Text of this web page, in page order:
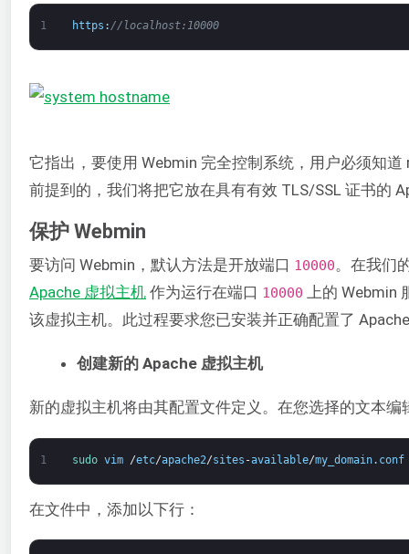
1 https : //localhost:10000
它指出，要使用 Webmin 完全控制系统，用户必须知
前提到的，我们将把它放在具有有效 TLS/SSL 证书的
保护 Webmin
要访问 Webmin，默认方法是开放端口 10000。在我们
Apache 虚拟主机 作为运行在端口 10000 上的 Webmin
该虚拟主机。此过程要求您已安装并正确配置了
创建新的 Apache 虚拟主机
新的虚拟主机将由其配置文件定义。在您选择的文本编
1 sudo vim /etc/apache2/sites -available/my_domain. conf
在文件中，添加以下行：